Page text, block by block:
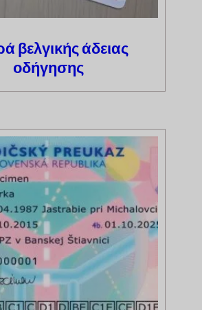
βελγικής άδειας
οδήγησης